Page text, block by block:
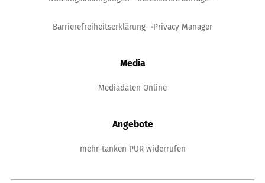
Barrierefreiheitserklärung Privacy Manager
Media
Mediadaten Online
Angebote
mehr-tanken PUR widerrufen